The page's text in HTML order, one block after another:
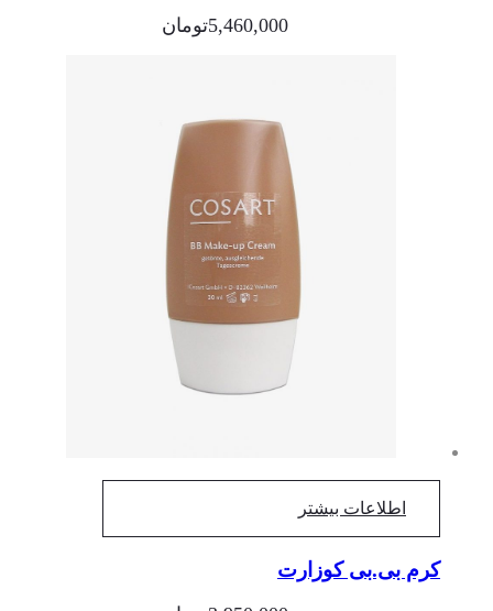
5,460,000تومان
اطلاعات بیشتر
کرم بی.بی کوزارت